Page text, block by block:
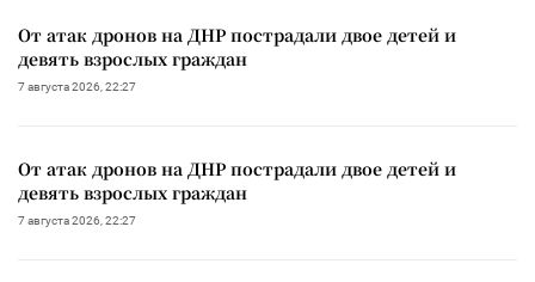
От атак дронов на ДНР пострадали двое детей и
девять взрослых граждан
7 августа 2026, 22:27
От атак дронов на ДНР пострадали двое детей и
девять взрослых граждан
7 августа 2026, 22:27